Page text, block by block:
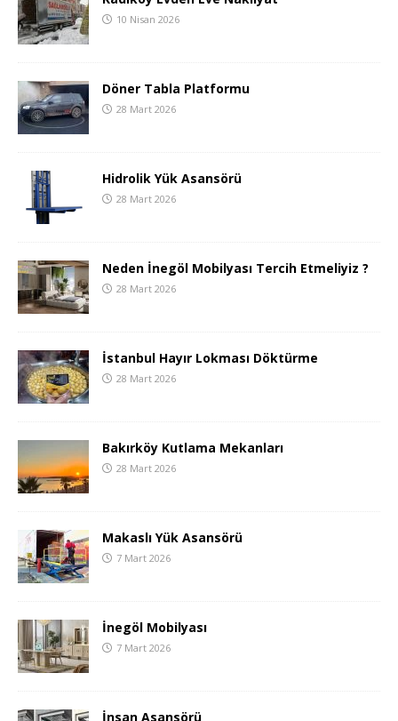
10 Nisan 2026
Döner Tabla Platformu
28 Mart 2026
Hidrolik Yük Asansörü
28 Mart 2026
Neden İnegöl Mobilyası Tercih Etmeliyiz ?
28 Mart 2026
İstanbul Hayır Lokması Döktürme
28 Mart 2026
Bakırköy Kutlama Mekanları
28 Mart 2026
Makaslı Yük Asansörü
7 Mart 2026
İnegöl Mobilyası
7 Mart 2026
İnsan Asansörü